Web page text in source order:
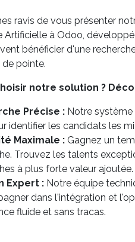
ravis de vous présenter
Artificielle à Odoo,
bénéficier d'une
pointe.
notre solution ?
Précise :Notre système
identifier les candidats les
Maximale :Gagnez un
Trouvez les talents
à plus forte valeur ajoutée.
Expert :Notre équipe
dans l'intégration et
fluide et sans tracas.